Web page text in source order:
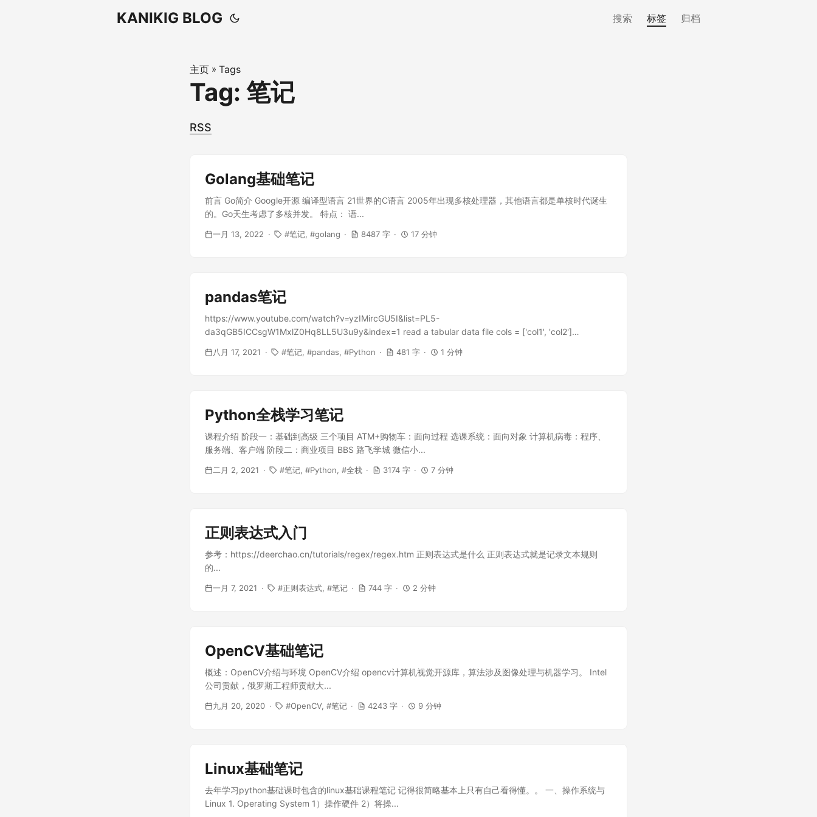
KANIKIG BLOG 搜索 标签 归档
主页 » Tags
Tag: 笔记
RSS
Golang基础笔记
前言 Go简介 Google开源 编译型语言 21世界的C语言 2005年出现多核处理器，其他语言都是单核时代诞生
的。Go天生考虑了多核并发。 特点： 语...
一月 13, 2022 笔记 golang 8487 字 17 分钟
pandas笔记
https://www.youtube.com/watch?v=yzIMircGU5I&list=PL5-
da3qGB5ICCsgW1MxlZ0Hq8LL5U3u9y&index=1 read a tabular data file cols = ['col1', 'col2']
with parentheses df.describe() #show mean, std, max, min... rename columns df.rename(columns =
dataframe df.sort_values(['col1', 'col2']) filter rows of a pandas DataFrame...
八月 17, 2021 笔记 pandas Python 481 字 1 分钟
Python全栈学习笔记
课程介绍 阶段一：基础到高级 三个项目 ATM+购物车：面向过程 选课系统：面向对象 计算机病毒：程序、
服务端、客户端 阶段二：商业项目 BBS 路飞学城 微信小...
二月 2, 2021 笔记 Python 全栈 3174 字 7 分钟
正则表达式入门
参考：https://deerchao.cn/tutorials/regex/regex.htm 正则表达式是什么 正则表达式就是记录文本规则
的...
一月 7, 2021 正则表达式 笔记 744 字 2 分钟
OpenCV基础笔记
概述：OpenCV介绍与环境 OpenCV介绍 opencv计算机视觉开源库，算法涉及图像处理与机器学习。 Intel
公司贡献，俄罗斯工程师贡献大...
九月 20, 2020 OpenCV 笔记 4243 字 9 分钟
Linux基础笔记
去年学习python基础课时包含的linux基础课程笔记 记得很简略基本上只有自己看得懂。。 一、操作系统与
Linux 1. Operating System 1）操作硬件 2）将操...